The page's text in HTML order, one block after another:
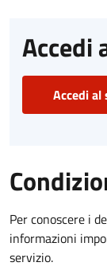
Accedi
Accedi al
Per conoscere i
informazioni
servizio.